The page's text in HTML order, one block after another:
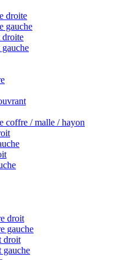
droite
gauche
droite
coffre / malle / hayon
droit
gauche
droit
gauche